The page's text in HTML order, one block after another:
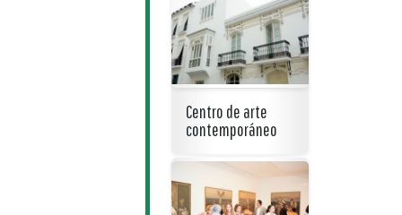
Centro de arte
contemporáneo